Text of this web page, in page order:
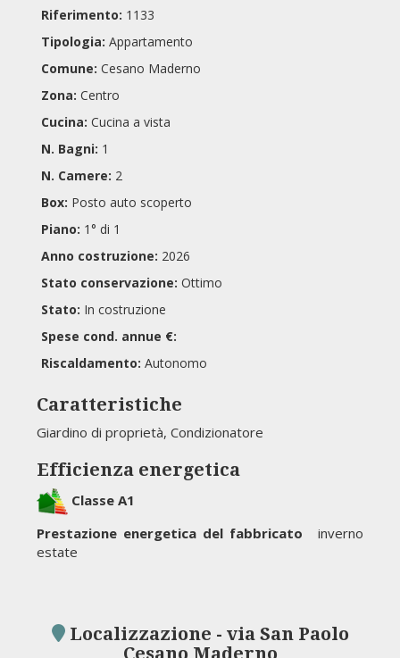
Riferimento: 1133
Tipologia: Appartamento
Comune: Cesano Maderno
Zona: Centro
Cucina: Cucina a vista
N. Bagni: 1
N. Camere: 2
Box: Posto auto scoperto
Piano: 1° di 1
Anno costruzione: 2026
Stato conservazione: Ottimo
Stato: In costruzione
Spese cond. annue €:
Riscaldamento: Autonomo
Caratteristiche
Giardino di proprietà, Condizionatore
Efficienza energetica
Classe A1
Prestazione energetica del fabbricato
inverno
estate
Localizzazione - via San Paolo